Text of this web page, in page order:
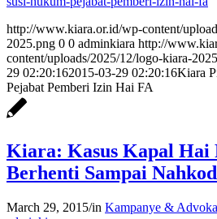
http://www.kiara.or.id/wp-content/
2025.png 0 0 adminkiara http://
content/uploads/2025/12/logo-kiara-
29 02:20:162015-03-29 02:20:16Kiara
Pejabat Pemberi Izin Hai FA
Kiara: Kasus Kapal Hai
Berhenti Sampai
March 29, 2015/in Kampanye &